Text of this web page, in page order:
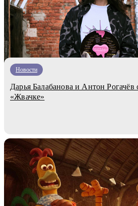
Новости
Дарья Балабанова и Антон Рогачёв
«Жвачке»